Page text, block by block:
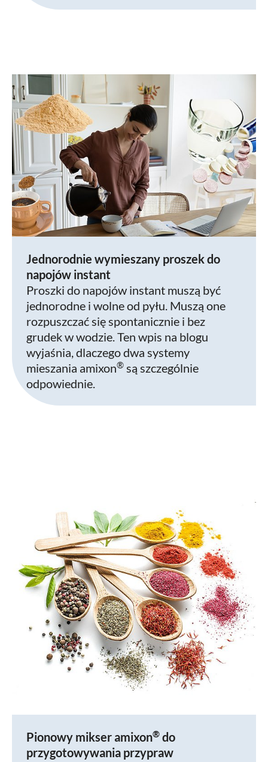
Jednorodnie wymieszany proszek do
napojów instant
Proszki do napojów instant muszą być
jednorodne i wolne od pyłu. Muszą one
rozpuszczać się spontanicznie i bez
grudek w wodzie. Ten wpis na blogu
wyjaśnia, dlaczego dwa systemy
mieszania amixon® są szczególnie
odpowiednie.
Pionowy mikser amixon® do
przygotowywania przypraw